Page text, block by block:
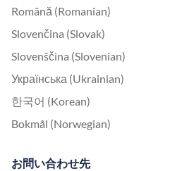
Română (Romanian)
Slovenčina (Slovak)
Slovenščina (Slovenian)
Українська (Ukrainian)
한국어 (Korean)
Bokmål (Norwegian)
お問い合わせ先